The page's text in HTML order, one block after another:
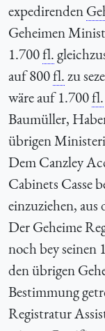
expedirenden
Geheimen
1.700fl.
auf 800fl.zu
wäre auf 1.700fl.
Baumüller,
übrigen
Dem Canzley
Cabinets Casse
einzuziehen,
Der Geheime
noch bey seinen
den übrigen
Bestimmung
Registratur